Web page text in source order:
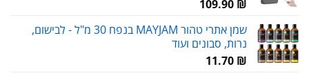
109.90 ₪
שמן אתרי טהור MAYJAM בנפח 30 מ"ל - לבישום,
נרות, סבונים ועוד
11.70 ₪